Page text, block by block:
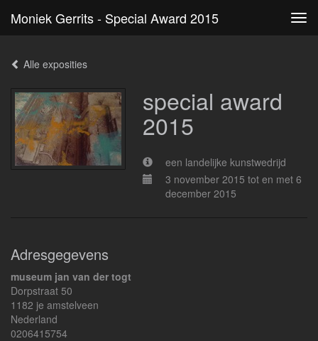
Moniek Gerrits - Special Award 2015
Alle exposities
special award
2015
een landelijke kunstwedrijd
3 november 2015 tot en met 6
december 2015
Adresgegevens
museum jan van der togt
Dorpstraat 50
1182 je amstelveen
Nederland
0206415754